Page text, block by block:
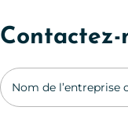
Contactez-
Groupe
Nom de l’entreprise